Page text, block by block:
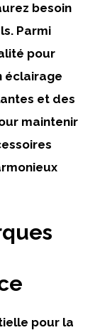
besoin
Parmi
pour
éclairage
et des
maintenir
pour la